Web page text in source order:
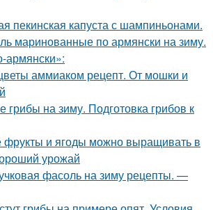
пекинская капуста с шампиньонами.
маринованные по армянски на зиму.
армянски»:
аммиаком рецепт. От мошки и
на зиму. Подготовка грибов к
фрукты и ягоды можно выращивать в
урожай
фасоль на зиму рецепты. —